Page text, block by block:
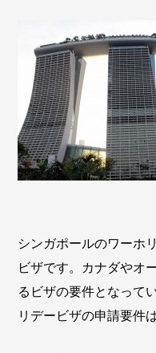
シンガポールのワーホ
ビザです。カナダやオ
るビザの要件となって
リデービザの申請要件